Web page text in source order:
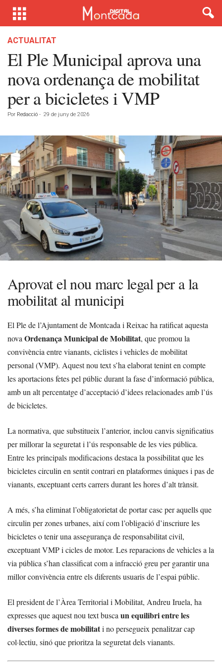
ACTUALITAT
El Ple Municipal aprova una
nova ordenança de mobilitat
per a bicicletes i VMP
Por Redacció - 29 de juny de 2026
Aprovat el nou marc legal per a la
mobilitat al municipi
El Ple de l’Ajuntament de Montcada i Reixac ha ratificat aquesta
nova Ordenança Municipal de Mobilitat, que promou la
convivència entre vianants, ciclistes i vehicles de mobilitat
personal (VMP). Aquest nou text s’ha elaborat tenint en compte
les aportacions fetes pel públic durant la fase d’informació pública,
amb un alt percentatge d’acceptació d’idees relacionades amb l’ús
de bicicletes.
La normativa, que substitueix l’anterior, inclou canvis significatius
per millorar la seguretat i l’ús responsable de les vies pública.
Entre les principals modificacions destaca la possibilitat que les
bicicletes circulin en sentit contrari en plataformes úniques i pas de
vianants, exceptuant certs carrers durant les hores d’alt trànsit.
A més, s’ha eliminat l’obligatorietat de portar casc per aquells que
circulin per zones urbanes, així com l’obligació d’inscriure les
bicicletes o tenir una assegurança de responsabilitat civil,
exceptuant VMP i cicles de motor. Les reparacions de vehicles a la
via pública s’han classificat com a infracció greu per garantir una
millor convivència entre els diferents usuaris de l’espai públic.
El president de l’Àrea Territorial i Mobilitat, Andreu Iruela, ha
expresses que aquest nou text busca un equilibri entre les
diverses formes de mobilitati no persegueix penalitzar cap
col·lectiu, sinó que prioritza la seguretat dels vianants.